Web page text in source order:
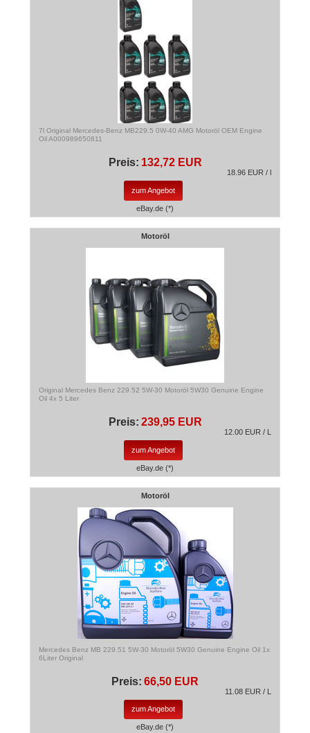
7l Original Mercedes-Benz MB229.5 0W-40 AMG Motoröl OEM Engine
Oil A000989650811
Preis: 132,72 EUR
18.96 EUR / l
zum Angebot
eBay.de (*)
Motoröl
Original Mercedes Benz 229.52 5W-30 Motoröl 5W30 Genuine Engine
Oil 4x 5 Liter
Preis: 239,95 EUR
12.00 EUR / L
zum Angebot
eBay.de (*)
Motoröl
Mercedes Benz MB 229.51 5W-30 Motoröl 5W30 Genuine Engine Oil 1x
6Liter Original
Preis: 66,50 EUR
11.08 EUR / L
zum Angebot
eBay.de (*)